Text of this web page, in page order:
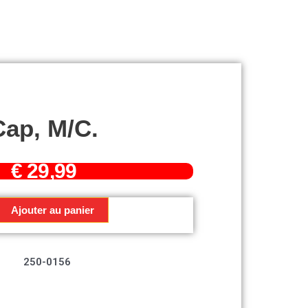
M/c.
€29,99
Ajouter au panier
250-0156